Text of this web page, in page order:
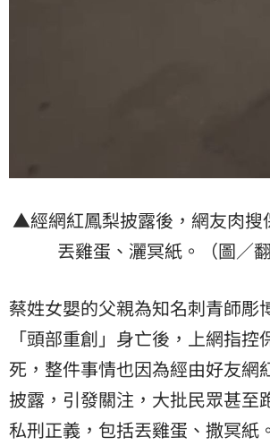
▲經網紅鳳梨披露後，網友肉搜
丟雞蛋、灑冥紙。（圖／翻
蔡姓女嬰的父親為知名刺青師彫
「頭部重創」身亡後，上網指控
死，整件事情也因為經由好友網
披露，引發關注，大批民眾甚至
私刑正義，包括丟雞蛋、撒冥紙